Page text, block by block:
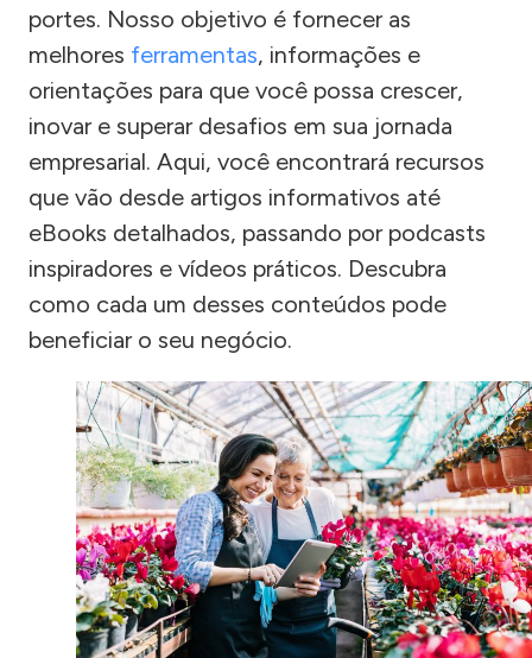
portes. Nosso objetivo é fornecer as
melhores ferramentas, informações e
orientações para que você possa crescer,
inovar e superar desafios em sua jornada
empresarial. Aqui, você encontrará recursos
que vão desde artigos informativos até
eBooks detalhados, passando por podcasts
inspiradores e vídeos práticos. Descubra
como cada um desses conteúdos pode
beneficiar o seu negócio.